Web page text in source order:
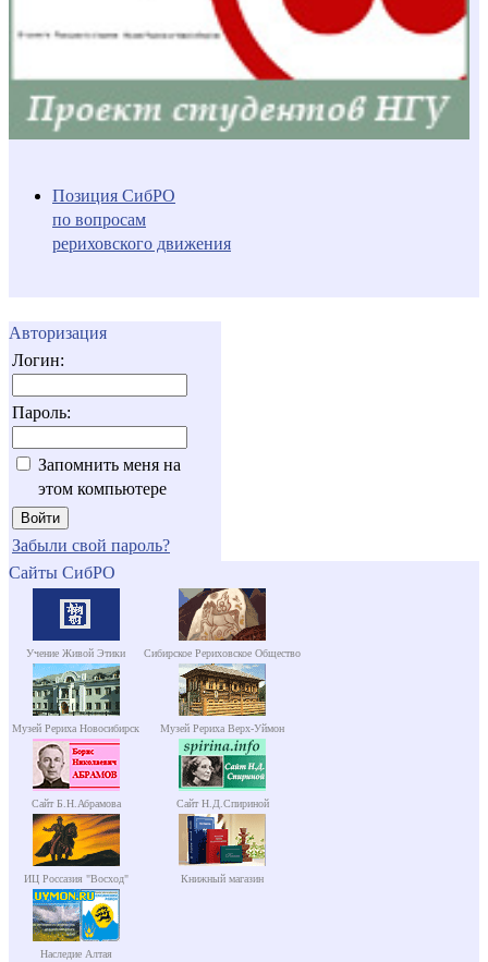
Позиция СибРО
по вопросам
рериховского движения
Авторизация
Логин:
Пароль:
Запомнить меня на
этом компьютере
Забыли свой пароль?
Сайты СибРО
Учение Живой Этики Сибирское Рериховское Общество
Музей Рериха Новосибирск Музей Рериха Верх-Уймон
Сайт Б.Н.Абрамова Сайт Н.Д.Спириной
ИЦ Россазия "Восход" Книжный магазин
Наследие Алтая